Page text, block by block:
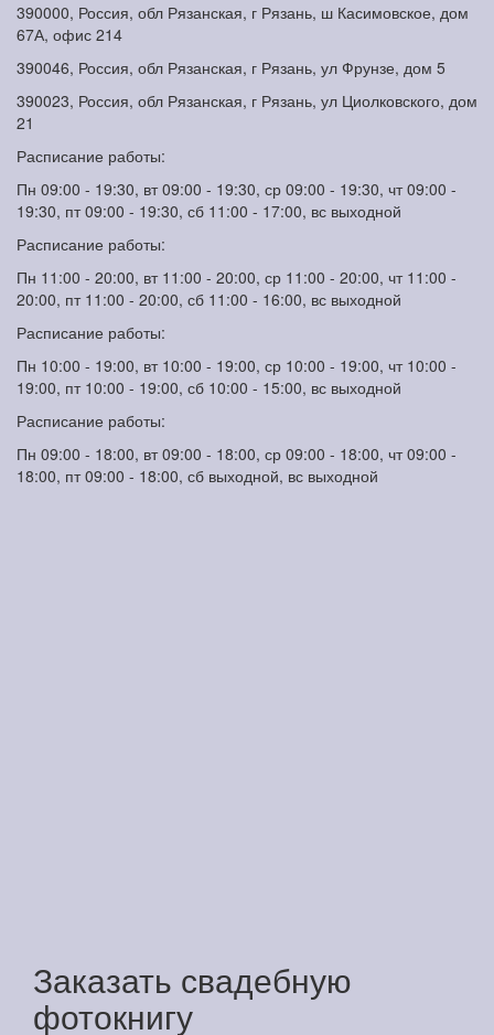
390000, Россия, обл Рязанская, г Рязань, ш Касимовское, дом
67А, офис 214
390046, Россия, обл Рязанская, г Рязань, ул Фрунзе, дом 5
390023, Россия, обл Рязанская, г Рязань, ул Циолковского, дом
21
Расписание работы:
Пн 09:00 - 19:30, вт 09:00 - 19:30, ср 09:00 - 19:30, чт 09:00 -
19:30, пт 09:00 - 19:30, сб 11:00 - 17:00, вс выходной
Расписание работы:
Пн 11:00 - 20:00, вт 11:00 - 20:00, ср 11:00 - 20:00, чт 11:00 -
20:00, пт 11:00 - 20:00, сб 11:00 - 16:00, вс выходной
Расписание работы:
Пн 10:00 - 19:00, вт 10:00 - 19:00, ср 10:00 - 19:00, чт 10:00 -
19:00, пт 10:00 - 19:00, сб 10:00 - 15:00, вс выходной
Расписание работы:
Пн 09:00 - 18:00, вт 09:00 - 18:00, ср 09:00 - 18:00, чт 09:00 -
18:00, пт 09:00 - 18:00, сб выходной, вс выходной
Заказать свадебную
фотокнигу